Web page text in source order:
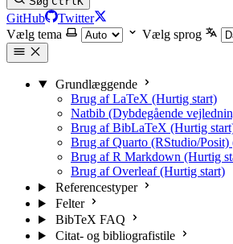
GitHub
Twitter
Vælg tema
Vælg sprog
Grundlæggende
Brug af LaTeX (Hurtig start)
Natbib (Dybdegående
Brug af BibLaTeX (Hurtig
Brug af Quarto (RStudio/Posit)
Brug af R Markdown (Hurtig
Brug af Overleaf (Hurtig start)
Referencestyper
Felter
BibTeX FAQ
Citat- og bibliografistile